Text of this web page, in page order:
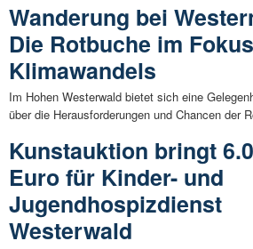
Wanderung bei
Die Rotbuche im
Klimawandels
Im Hohen Westerwald bietet sich eine
über die Herausforderungen und Chancen der
Kunstauktion bringt
Euro für Kinder- und
Jugendhospizdienst
Westerwald